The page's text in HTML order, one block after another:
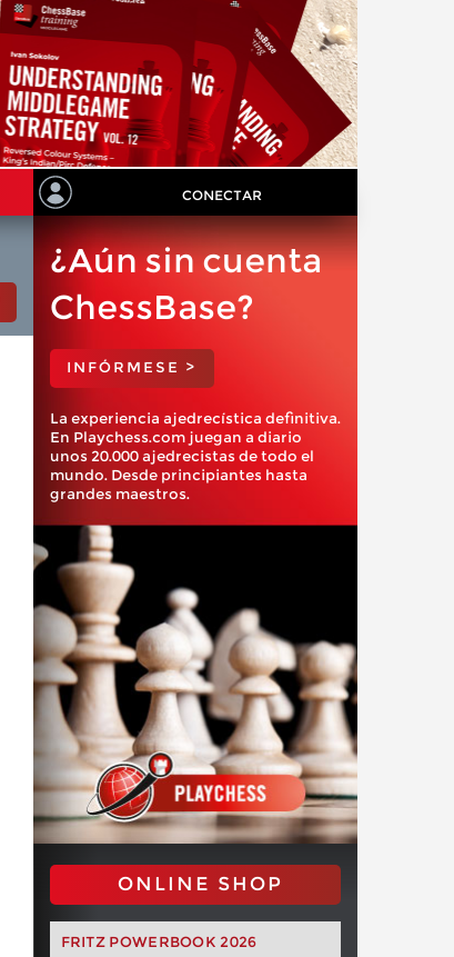
CONECTAR
¿Aún sin cuenta
ChessBase?
INFÓRMESE >
La experiencia ajedrecística definitiva.
En Playchess.com juegan a diario
unos 20.000 ajedrecistas de todo el
mundo. Desde principiantes hasta
grandes maestros.
ONLINE SHOP
FRITZ POWERBOOK 2026